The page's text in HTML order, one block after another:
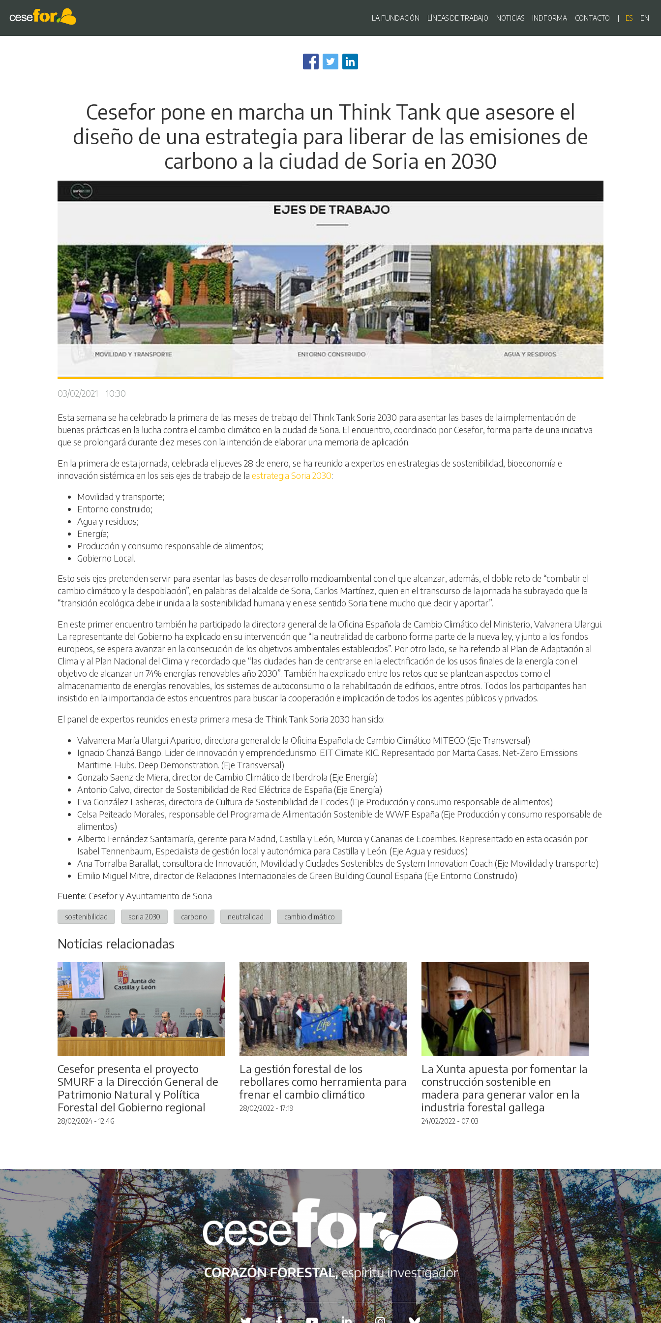
al
contenido
Navegación principal
LA FUNDACIÓN LÍNEAS DE TRABAJO NOTICIAS INDFORMA CONTACTO ES EN
Cesefor pone en marcha un Think Tank que asesore el
diseño de una estrategia para liberar de las emisiones de
carbono a la ciudad de Soria en 2030
03/02/2021 - 10:30
Esta semana se ha celebrado la primera de las mesas de trabajo del Think Tank Soria 2030 para asentar las bases de la implementación de
buenas prácticas en la lucha contra el cambio climático en la ciudad de Soria. El encuentro, coordinado por Cesefor, forma parte de una iniciativa
que se prolongará durante diez meses con la intención de elaborar una memoria de aplicación.
En la primera de esta jornada, celebrada el jueves 28 de enero, se ha reunido a expertos en estrategias de sostenibilidad, bioeconomía e
innovación sistémica en los seis ejes de trabajo de la estrategia Soria 2030:
Movilidad y transporte;
Entorno construido;
Agua y residuos;
Energía;
Producción y consumo responsable de alimentos;
Gobierno Local.
Esto seis ejes pretenden servir para asentar las bases de desarrollo medioambiental con el que alcanzar, además, el doble reto de “combatir el
cambio climático y la despoblación”, en palabras del alcalde de Soria, Carlos Martínez, quien en el transcurso de la jornada ha subrayado que la
“transición ecológica debe ir unida a la sostenibilidad humana y en ese sentido Soria tiene mucho que decir y aportar”.
En este primer encuentro también ha participado la directora general de la Oficina Española de Cambio Climático del Ministerio, Valvanera Ulargui.
La representante del Gobierno ha explicado en su intervención que “la neutralidad de carbono forma parte de la nueva ley, y junto a los fondos
europeos, se espera avanzar en la consecución de los objetivos ambientales establecidos”. Por otro lado, se ha referido al Plan de Adaptación al
Clima y al Plan Nacional del Clima y recordado que “las ciudades han de centrarse en la electrificación de los usos finales de la energía con el
objetivo de alcanzar un 74% energías renovables año 2030”. También ha explicado entre los retos que se plantean aspectos como el
almacenamiento de energías renovables, los sistemas de autoconsumo o la rehabilitación de edificios, entre otros. Todos los participantes han
insistido en la importancia de estos encuentros para buscar la cooperación e implicación de todos los agentes públicos y privados.
El panel de expertos reunidos en esta primera mesa de Think Tank Soria 2030 han sido:
Valvanera María Ulargui Aparicio, directora general de la Oficina Española de Cambio Climático MITECO (Eje Transversal)
Ignacio Chanzá Bango. Lider de innovación y emprendedurismo. EIT Climate KIC. Representado por Marta Casas. Net-Zero Emissions
Maritime. Hubs. Deep Demonstration. (Eje Transversal)
Gonzalo Saenz de Miera, director de Cambio Climático de Iberdrola (Eje Energía)
Antonio Calvo, director de Sostenibilidad de Red Eléctrica de España (Eje Energía)
Eva González Lasheras, directora de Cultura de Sostenibilidad de Ecodes (Eje Producción y consumo responsable de alimentos)
Celsa Peiteado Morales, responsable del Programa de Alimentación Sostenible de WWF España (Eje Producción y consumo responsable de
alimentos)
Alberto Fernández Santamaría, gerente para Madrid, Castilla y León, Murcia y Canarias de Ecoembes. Representado en esta ocasión por
Isabel Tennenbaum, Especialista de gestión local y autonómica para Castilla y León. (Eje Agua y residuos)
Ana Torralba Barallat, consultora de Innovación, Movilidad y Ciudades Sostenibles de System Innovation Coach (Eje Movilidad y transporte)
Emilio Miguel Mitre, director de Relaciones Internacionales de Green Building Council España (Eje Entorno Construido)
Fuente: Cesefor y Ayuntamiento de Soria
sostenibilidad soria 2030 carbono neutralidad cambio climático
Noticias relacionadas
Cesefor presenta el proyecto
SMURF a la Dirección General de
Patrimonio Natural y Política
Forestal del Gobierno regional
28/02/2024 - 12:46
La gestión forestal de los
rebollares como herramienta para
frenar el cambio climático
28/02/2022 - 17:19
La Xunta apuesta por fomentar la
construcción sostenible en
madera para generar valor en la
industria forestal gallega
24/02/2022 - 07:03